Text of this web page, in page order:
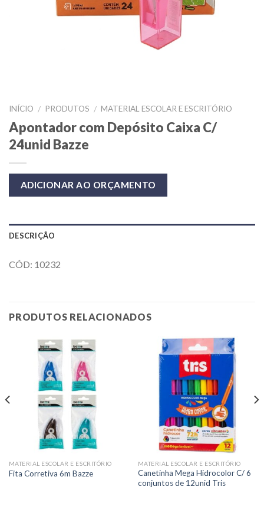
INÍCIO / PRODUTOS / MATERIAL ESCOLAR E ESCRITÓRIO
Apontador com Depósito Caixa C/
24unid Bazze
ADICIONAR AO ORÇAMENTO
DESCRIÇÃO
CÓD: 10232
PRODUTOS RELACIONADOS
MATERIAL ESCOLAR E ESCRITÓRIO
Fita Corretiva 6m Bazze
MATERIAL ESCOLAR E ESCRITÓRIO
Canetinha Mega Hidrocolor C/ 6
conjuntos de 12unid Tris